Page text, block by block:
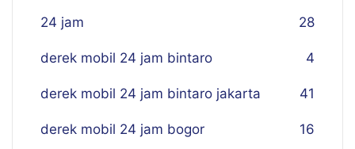
24 jam 28
derek mobil 24 jam bintaro 4
derek mobil 24 jam bintaro jakarta 41
derek mobil 24 jam bogor 16